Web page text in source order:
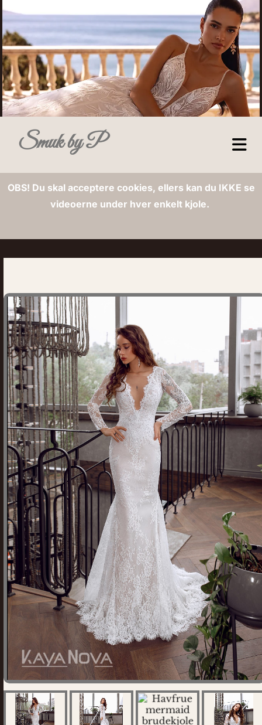
Smuk by P
OBS! Du skal acceptere cookies, ellers kan du IKKE se
videoerne under hver enkelt kjole.